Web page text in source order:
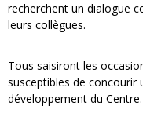
recherchent un dialogue
leurs collègues.
Tous saisiront les
susceptibles de concourir
développement du Centre.